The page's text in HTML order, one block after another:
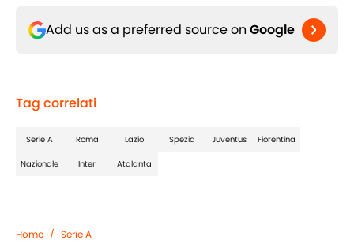
Add us as a preferred source on Google
Tag correlati
Serie A Roma Lazio Spezia Juventus Fiorentina
Nazionale Inter Atalanta
Home / Serie A